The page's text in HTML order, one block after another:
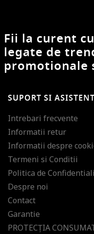
Fii la curent
legate de
promotionale
SUPORT SI
Intrebari frecvente
Informatii retur
Informatii despre
Termeni si Conditii
Politica de
Despre noi
Contact
Garantie
PROTECŢIA